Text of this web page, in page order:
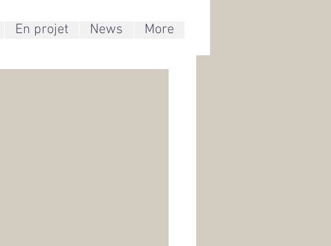
En projet News More